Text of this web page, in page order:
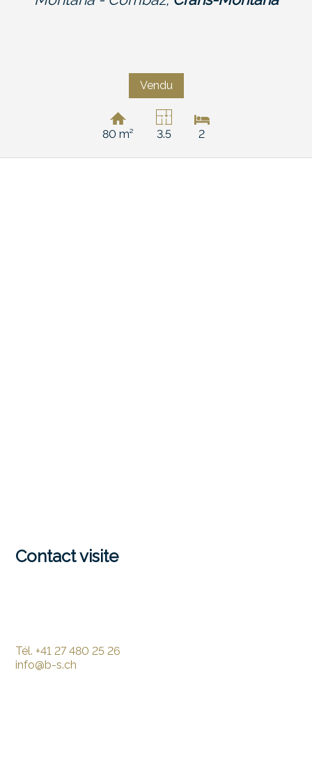
Vendu
80 m² 3.5 2
Contact visite
Tél. +41 27 480 25 26
info@b-s.ch